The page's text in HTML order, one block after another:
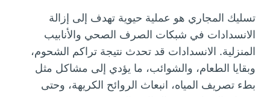
تسليك المجاري هو عملية حيوية تهدف إلى إزالة
الانسدادات في شبكات الصرف الصحي والأنابيب
المنزلية. الانسدادات قد تحدث نتيجة تراكم الشحوم،
وبقايا الطعام، والشوائب، ما يؤدي إلى مشاكل مثل
بطء تصريف المياه، انبعاث الروائح الكريهة، وحتى